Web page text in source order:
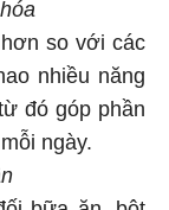
so với các
nhiều năng
đó góp phần
ngày.